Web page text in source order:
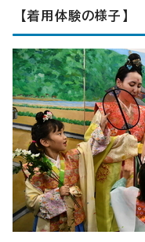
【着用体験の様子】